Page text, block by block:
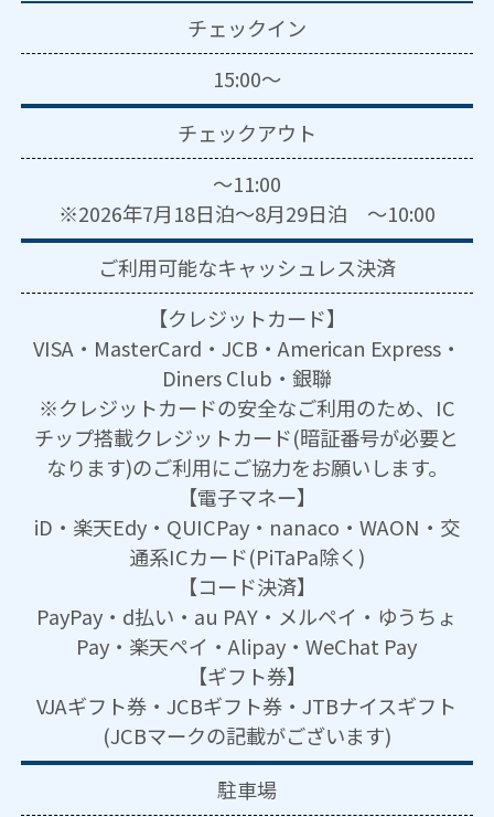
チェックイン
15:00～
チェックアウト
～11:00
※2026年7月18日泊～8月29日泊 ～10:00
ご利用可能なキャッシュレス決済
【クレジットカード】
VISA・MasterCard・JCB・American Express・
Diners Club・銀聯
※クレジットカードの安全なご利用のため、IC
チップ搭載クレジットカード(暗証番号が必要と
なります)のご利用にご協力をお願いします。
【電子マネー】
iD・楽天Edy・QUICPay・nanaco・WAON・交
通系ICカード(PiTaPa除く)
【コード決済】
PayPay・d払い・au PAY・メルペイ・ゆうちょ
Pay・楽天ペイ・Alipay・WeChat Pay
【ギフト券】
VJAギフト券・JCBギフト券・JTBナイスギフト
(JCBマークの記載がございます)
駐車場